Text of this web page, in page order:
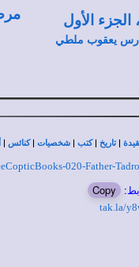
الجزء الأول
يعقوب ملطي
|تاريخ |كتب |شخصيات |كنائس |
020-Father-
Copy
tak.la/